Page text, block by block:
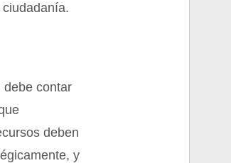
debe contar
deben
y